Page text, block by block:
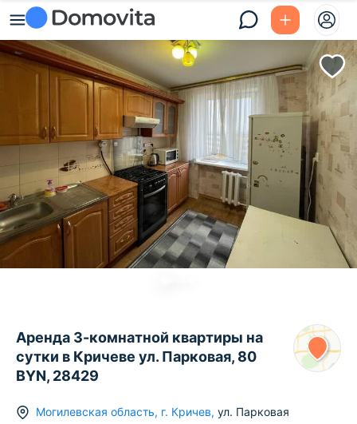
Аренда 3-комнатной квартиры на
сутки в Кричеве ул. Парковая, 80
BYN, 28429
Могилевская область, г. Кричев, ул. Парковая